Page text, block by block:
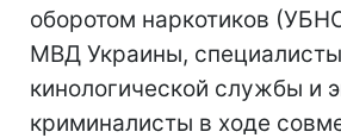
оборотом наркотиков
МВД Украины, специалисты
кинологической службы и
криминалисты в ходе